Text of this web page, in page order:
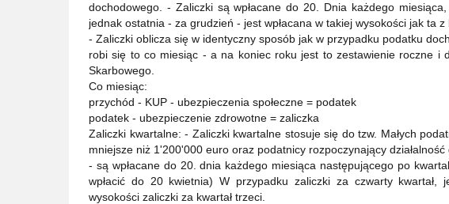
dochodowego. - Zaliczki są wpłacane do 20. Dnia każdego
jednak ostatnia - za grudzień - jest wpłacana w takiej wysokości jak ta z
- Zaliczki oblicza się w identyczny sposób jak w przypadku podatku
robi się to co miesiąc - a na koniec roku jest to zestawienie roczne i
Skarbowego.
Co miesiąc:
przychód - KUP - ubezpieczenia społeczne = podatek
podatek - ubezpieczenie zdrowotne = zaliczka
Zaliczki kwartalne: - Zaliczki kwartalne stosuje się do tzw. Małych
mniejsze niż 1'200'000 euro oraz podatnicy rozpoczynający działalność
- są wpłacane do 20. dnia każdego miesiąca następującego po
wpłacić do 20 kwietnia) W przypadku zaliczki za czwarty
wysokości zaliczki za kwartał trzeci.